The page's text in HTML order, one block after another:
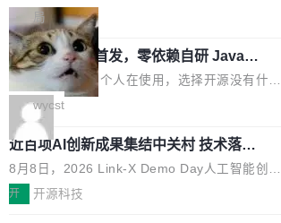
本低了两三个数量级。 问题在于，小模型开箱即
用时的检索能力确实远不如闭源前沿模型。差距
在哪？就在 RL 后训练。 从 RAG 到 agentic...
搭载三星最新 QD-OLED 面板，采用 5 层串联
式发光结构，并装配全新 ObsidianShield 抗反
射镀膜，黑阶表现提升可达40%，并将表面硬度
由2H升級至3H，画面对比度与强度都提升的同
时还具有 320Hz 刷新率与 0.03ms GTG 灰阶响
应时间，从源头消除拖影与动态模糊。 1.突破 O
LED 画质局限，暗部细节...
练一个 10 万亿参数的 AI 模型，目前处于预训练
阶段。 10 万亿是什么概念？Anthropic 目前最
大的模型 Mythos 5 约 8 万亿参数。DeepSeek
V4-Pro 是 1.6 万亿。月之暗面的 Kimi K3 是 2.
8 万亿。美团 LongCat-2.0 是 1.6 万亿。字节
跳动的这个未命名模型，直接跳到了 10 万亿。
预训练通常需要 3 到 6 个月，之后还有微调阶
段。按这个时间线，最早可能在 2026 年底或 2
027 年初发布。 这个节点很微妙。Anthropic 刚
在 5 月发布了 Mythos 5...
局
wastnet 开源首发，零依赖自研 Java H
TTP/2 框架，性能对标 Undertow !
这个项目一直是个人在使用，选择开源没有什么
动机理由，就是想开源了，如果非要说一个，那
就是它多少弥补了国产 Java 自研 HTTP/2 框架
这块空白——放眼国产 Java 生态，能拿出手的
HTTP/2 网络框架，要么闭源，要么底层建立在
Netty 之上，真正自研的 Java 实现几乎没有。
wycst
近百项AI创新成果集结中关村 技术落地
与产业迭代提速
8月8日，2026 Link-X Demo Day人工智能创新
项目展在北京中关村举办。本次活动由星连资
开 开源科技